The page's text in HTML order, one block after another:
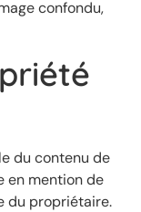
confondu,
du contenu de
en mention de
du propriétaire.